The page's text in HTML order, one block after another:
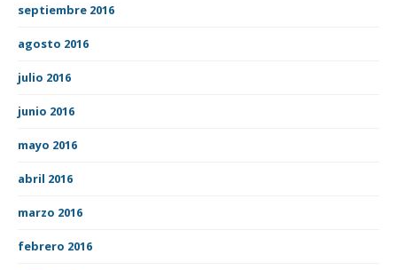
septiembre 2016
agosto 2016
julio 2016
junio 2016
mayo 2016
abril 2016
marzo 2016
febrero 2016